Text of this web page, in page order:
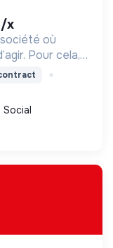
x
où
Pour cela,
lieux
à tous.
Social